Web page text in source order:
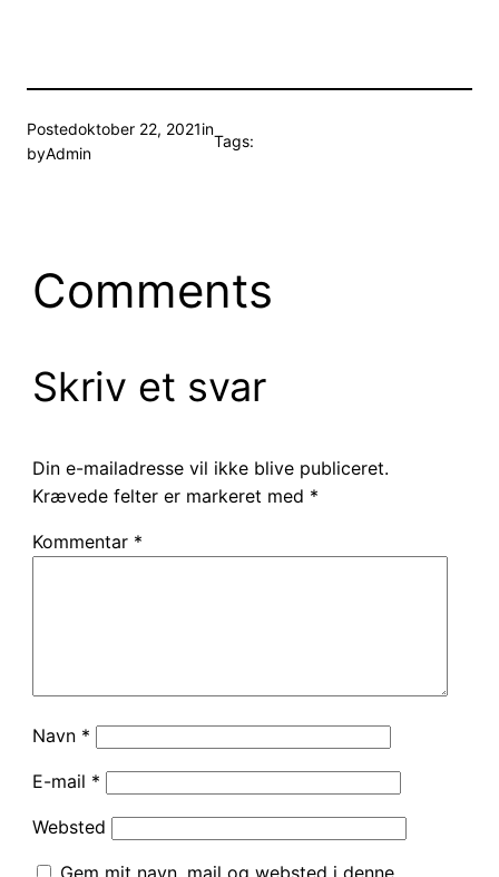
Postedoktober 22, 2021in
byAdmin
Tags:
Comments
Skriv et svar
Din e-mailadresse vil ikke blive publiceret.
Krævede felter er markeret med *
Kommentar *
Navn *
E-mail *
Websted